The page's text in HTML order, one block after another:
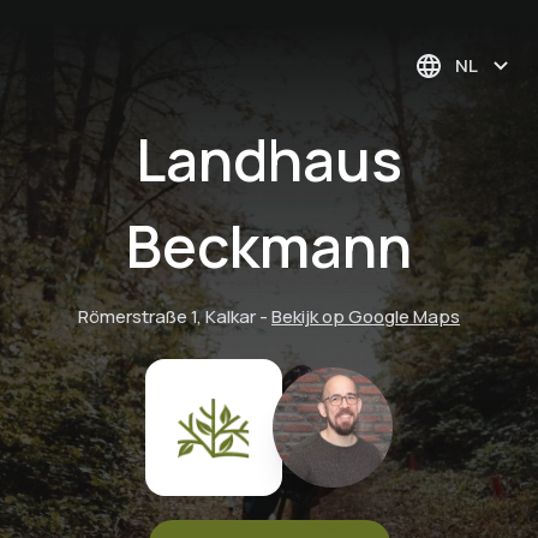
NL
Landhaus
Beckmann
Römerstraße 1, Kalkar-Bekijk op Google Maps